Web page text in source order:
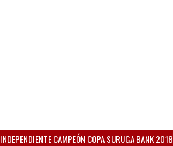
INDEPENDIENTE CAMPEÓN COPA SURUGA BANK 2018